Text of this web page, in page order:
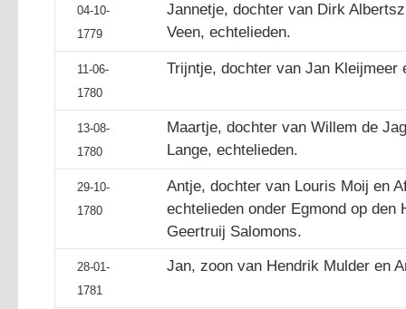
04-10-
1779
Jannetje, dochter van Dirk
Veen, echtelieden.
11-06-
1780
Trijntje, dochter van Jan Kleijmeer
13-08-
1780
Maartje, dochter van Willem de
Lange, echtelieden.
29-10-
1780
Antje, dochter van Louris Moij en
echtelieden onder Egmond op den
Geertruij Salomons.
28-01-
1781
Jan, zoon van Hendrik Mulder en